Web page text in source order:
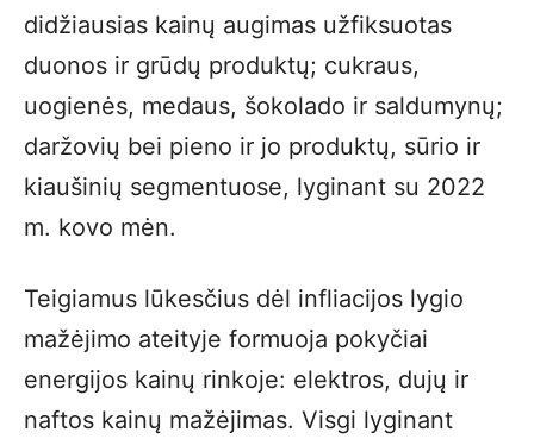
didžiausias kainų augimas užfiksuotas
duonos ir grūdų produktų; cukraus,
uogienės, medaus, šokolado ir saldumynų;
daržovių bei pieno ir jo produktų, sūrio ir
kiaušinių segmentuose, lyginant su 2022
m. kovo mėn.
Teigiamus lūkesčius dėl infliacijos lygio
mažėjimo ateityje formuoja pokyčiai
energijos kainų rinkoje: elektros, dujų ir
naftos kainų mažėjimas. Visgi lyginant